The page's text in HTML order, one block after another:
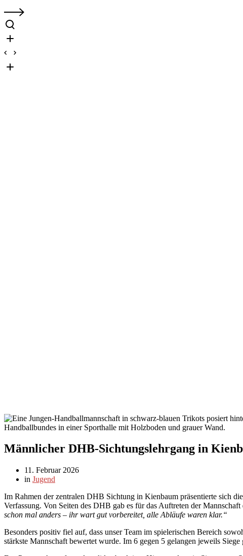
Männlicher DHB-Sichtungslehrgang in
11. Februar 2026
in Jugend
Im Rahmen der zentralen DHB Sichtung in Kienbaum präsentierte sich
Verfassung. Von Seiten des DHB gab es für das Auftreten der
schon mal anders – ihr wart gut vorbereitet, alle Abläufe waren klar.“
Besonders positiv fiel auf, dass unser Team im spielerischen Bereich
stärkste Mannschaft bewertet wurde. Im 6 gegen 5 gelangen jeweils